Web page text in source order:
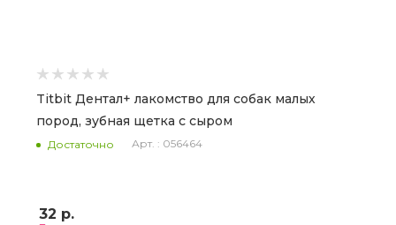
Titbit Дентал+ лакомство для собак малых
пород, зубная щетка с сыром
Достаточно Арт. : 056464
32 р.